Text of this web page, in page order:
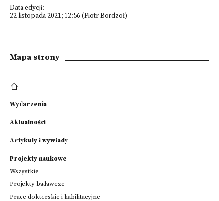
Data edycji:
22 listopada 2021; 12:56 (Piotr Bordzoł)
Mapa strony
Wydarzenia
Aktualności
Artykuły i wywiady
Projekty naukowe
Wszystkie
Projekty badawcze
Prace doktorskie i habilitacyjne